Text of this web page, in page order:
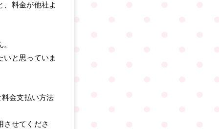
、料金が他社よ
いと思っていま
金支払い方法
させてくださ